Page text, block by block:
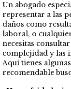
Un abogado
representar a las
daños como
laboral, o
necesitas
complejidad y las
Aquí tienes
recomendable